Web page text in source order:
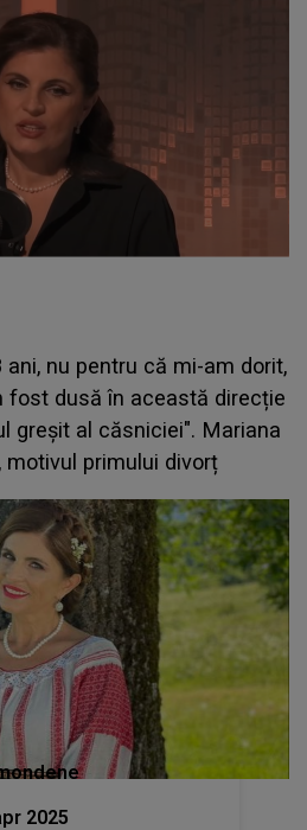
nu pentru că mi-am dorit,
fost dusă în această direcție
greșit al căsniciei". Mariana
motivul primului divorț
2025